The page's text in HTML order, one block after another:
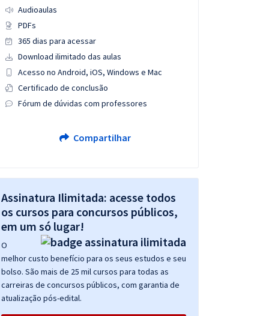
Audioaulas
PDFs
365 dias para acessar
Download ilimitado das aulas
Acesso no Android, iOS, Windows e Mac
Certificado de conclusão
Fórum de dúvidas com professores
Compartilhar
Assinatura Ilimitada: acesse todos
os cursos para concursos públicos,
em um só lugar!
O
melhor custo benefício para os seus estudos e seu
bolso. São mais de 25 mil cursos para todas as
carreiras de concursos públicos, com garantia de
atualização pós-edital.